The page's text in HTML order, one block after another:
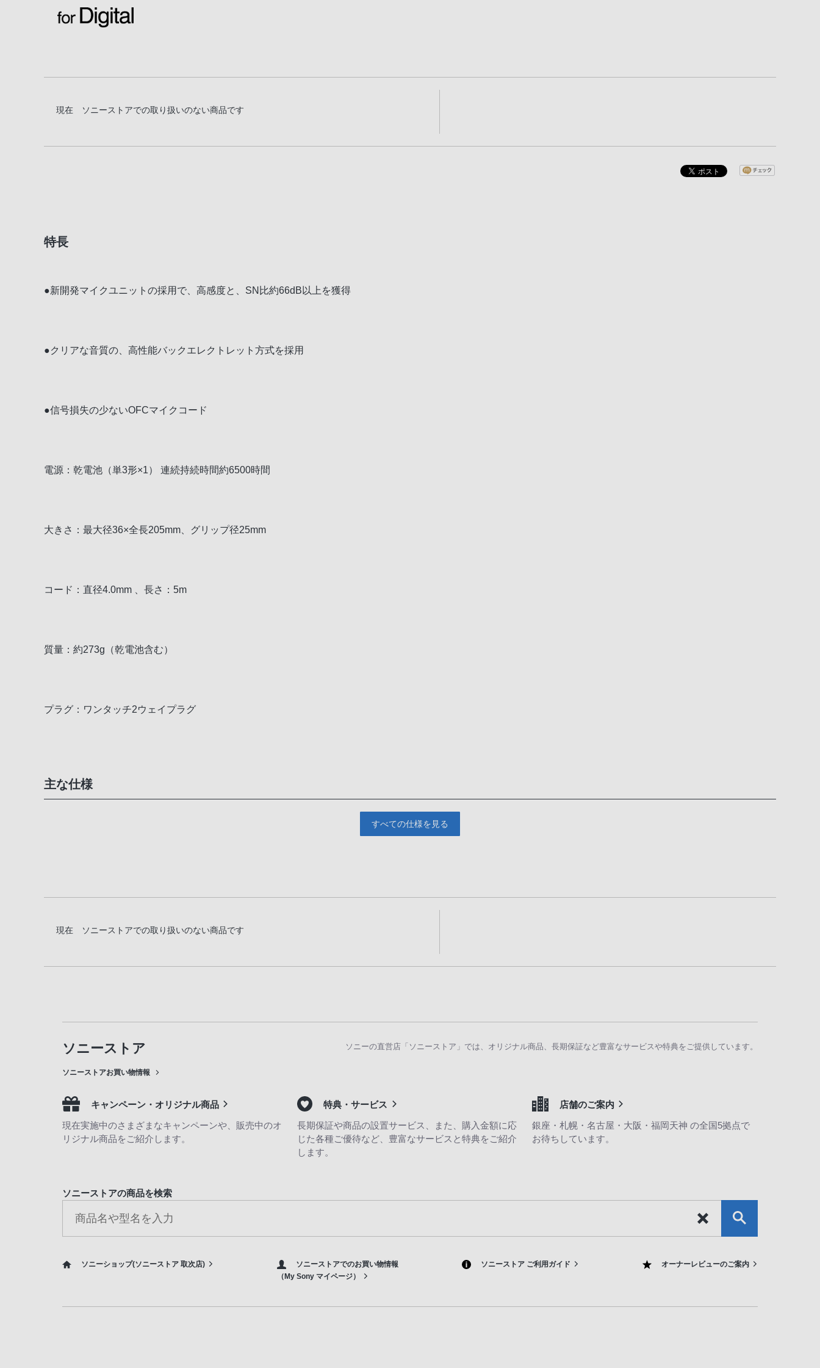
現在 ソニーストアでの取り扱いのない商品です
特長
●新開発マイクユニットの採用で、高感度と、SN比約66dB以上を獲得
●クリアな音質の、高性能バックエレクトレット方式を採用
●信号損失の少ないOFCマイクコード
電源：乾電池（単3形×1） 連続持続時間約6500時間
大きさ：最大径36×全長205mm、グリップ径25mm
コード：直径4.0mm 、長さ：5m
質量：約273g（乾電池含む）
プラグ：ワンタッチ2ウェイプラグ
主な仕様
すべての仕様を見る
現在 ソニーストアでの取り扱いのない商品です
ソニーストア ソニーの直営店「ソニーストア」では、オリジナル商品、長期保証など豊富なサービスや特典をご提供しています。
ソニーストアお買い物情報
キャンペーン・オリジナル商品
現在実施中のさまざまなキャンペーンや、販売中のオ
リジナル商品をご紹介します。
特典・サービス
長期保証や商品の設置サービス、また、購入金額に応
じた各種ご優待など、豊富なサービスと特典をご紹介
します。
店舗のご案内
銀座・札幌・名古屋・大阪・福岡天神 の全国5拠点で
お待ちしています。
ソニーストアの商品を検索
ソニーショップ(ソニーストア 取次店)
ソニーストアでのお買い物情報
（My Sony マイページ）
ソニーストア ご利用ガイド オーナーレビューのご案内